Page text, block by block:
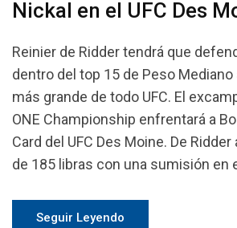
Nickal en el UFC Des
Reinier de Ridder tendrá que
dentro del top 15 de Peso
más grande de todo UFC. El
ONE Championship enfrentará a
Card del UFC Des Moine. De
de 185 libras con una sumisión en
Seguir Leyendo